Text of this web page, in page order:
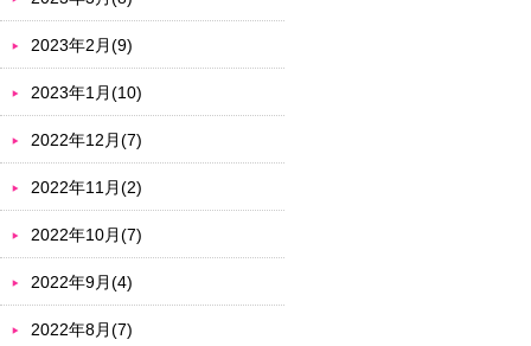
2023年2月(9)
2023年1月(10)
2022年12月(7)
2022年11月(2)
2022年10月(7)
2022年9月(4)
2022年8月(7)